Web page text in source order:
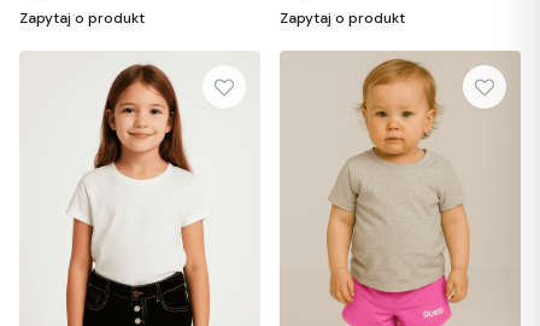
Zapytaj o produkt Zapytaj o produkt